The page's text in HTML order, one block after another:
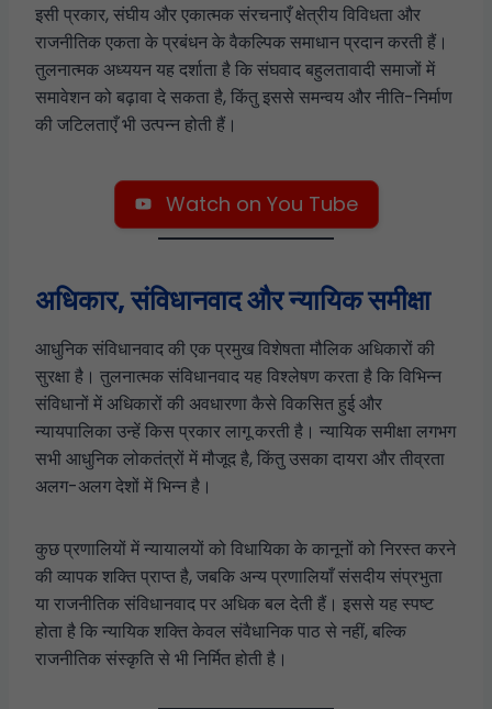
इसी प्रकार, संघीय और एकात्मक संरचनाएँ क्षेत्रीय विविधता और
राजनीतिक एकता के प्रबंधन के वैकल्पिक समाधान प्रदान करती हैं।
तुलनात्मक अध्ययन यह दर्शाता है कि संघवाद बहुलतावादी समाजों में
समावेशन को बढ़ावा दे सकता है, किंतु इससे समन्वय और नीति-निर्माण
की जटिलताएँ भी उत्पन्न होती हैं।
Watch on You Tube
अधिकार, संविधानवाद और न्यायिक समीक्षा
आधुनिक संविधानवाद की एक प्रमुख विशेषता मौलिक अधिकारों की
सुरक्षा है। तुलनात्मक संविधानवाद यह विश्लेषण करता है कि विभिन्न
संविधानों में अधिकारों की अवधारणा कैसे विकसित हुई और
न्यायपालिका उन्हें किस प्रकार लागू करती है। न्यायिक समीक्षा लगभग
सभी आधुनिक लोकतंत्रों में मौजूद है, किंतु उसका दायरा और तीव्रता
अलग-अलग देशों में भिन्न है।
कुछ प्रणालियों में न्यायालयों को विधायिका के कानूनों को निरस्त करने
की व्यापक शक्ति प्राप्त है, जबकि अन्य प्रणालियाँ संसदीय संप्रभुता
या राजनीतिक संविधानवाद पर अधिक बल देती हैं। इससे यह स्पष्ट
होता है कि न्यायिक शक्ति केवल संवैधानिक पाठ से नहीं, बल्कि
राजनीतिक संस्कृति से भी निर्मित होती है।